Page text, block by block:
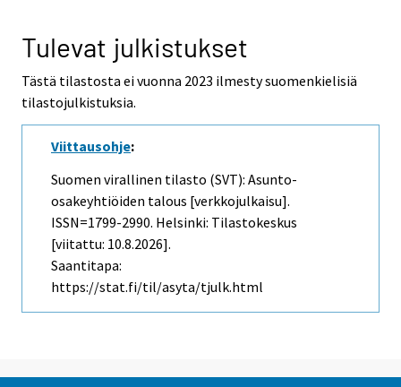
Tulevat julkistukset
Tästä tilastosta ei vuonna 2023 ilmesty suomenkielisiä
tilastojulkistuksia.
Viittausohje:
Suomen virallinen tilasto (SVT): Asunto-
osakeyhtiöiden talous [verkkojulkaisu].
ISSN=1799-2990. Helsinki: Tilastokeskus
[viitattu: 10.8.2026].
Saantitapa:
https://stat.fi/til/asyta/tjulk.html